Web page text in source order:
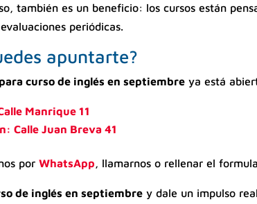
también es un beneficio: los cursos están
periódicas.
apuntarte?
curso de inglés en septiembre ya está
Manrique 11
Calle Juan Breva 41
porWhatsApp, llamarnos o rellenar el
de inglés en septiembre y dale un impulso